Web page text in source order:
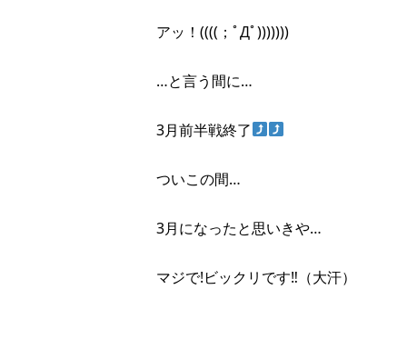
アッ！((((；ﾟДﾟ)))))))
…と言う間に…
3月前半戦終了
ついこの間…
3月になったと思いきや…
マジで!ビックリです‼︎（大汗）